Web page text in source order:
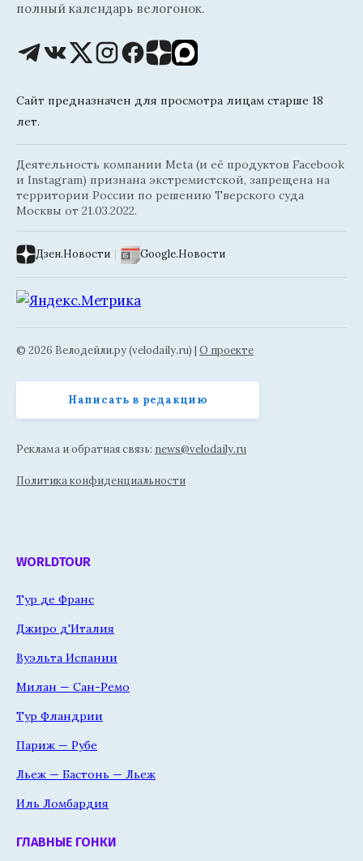
полный календарь велогонок.
Сайт предназначен для просмотра лицам старше 18
лет.
Деятельность компании Meta (и её продуктов Facebook
и Instagram) признана экстремистской, запрещена на
территории России по решению Тверского суда
Москвы от 21.03.2022.
Дзен.Новости | Google.Новости
© 2026 Велодейли.ру (velodaily.ru) | О проекте
Написать в редакцию
Реклама и обратная связь: news@velodaily.ru
Политика конфиденциальности
WORLDTOUR
Тур де Франс
Джиро д'Италия
Вуэльта Испании
Милан — Сан-Ремо
Тур Фландрии
Париж — Рубе
Льеж — Бастонь — Льеж
Иль Ломбардия
ГЛАВНЫЕ ГОНКИ